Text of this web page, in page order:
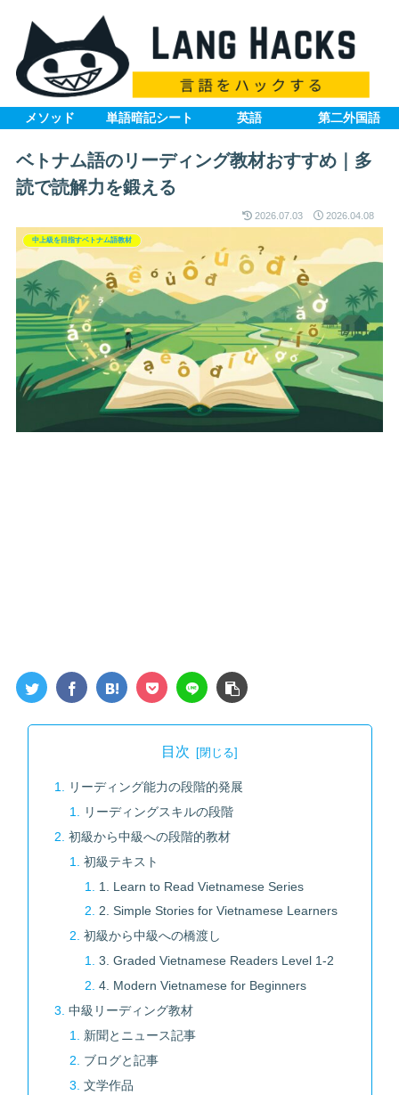
メソッド 単語暗記シート 英語 第二外国語
ベトナム語のリーディング教材おすすめ｜多
読で読解力を鍛える
2026.07.03 2026.04.08
中上級を目指すベトナム語教材
目次
リーディング能力の段階的発展
リーディングスキルの段階
初級から中級への段階的教材
初級テキスト
1. Learn to Read Vietnamese Series
2. Simple Stories for Vietnamese Learners
初級から中級への橋渡し
3. Graded Vietnamese Readers Level 1-2
4. Modern Vietnamese for Beginners
中級リーディング教材
新聞とニュース記事
ブログと記事
文学作品